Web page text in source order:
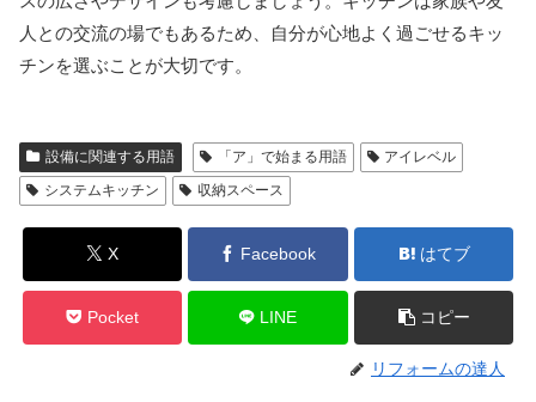
人との交流の場でもあるため、自分が心地よく過ごせるキッ
チンを選ぶことが大切です。
設備に関連する用語 「ア」で始まる用語
アイレベル
システムキッチン
収納スペース
X Facebook はてブ
Pocket LINE コピー
リフォームの達人